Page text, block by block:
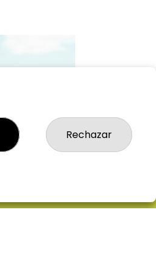
Rechazar